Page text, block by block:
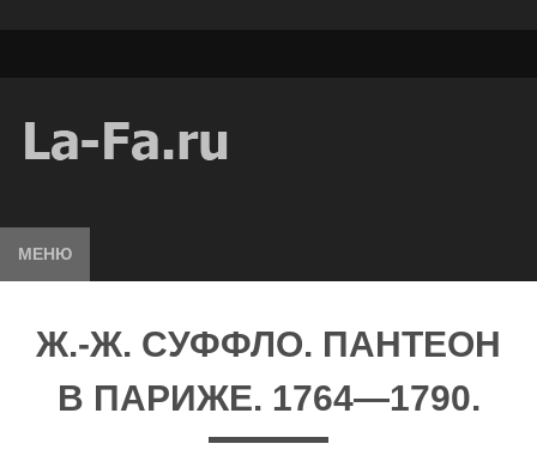
МЕНЮ
Ж.-Ж. СУФФЛО. ПАНТЕОН
В ПАРИЖЕ. 1764—1790.